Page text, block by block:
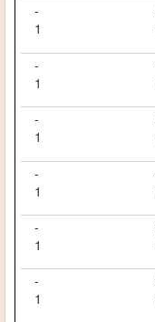
-
1
-
1
-
1
-
1
-
1
-
1